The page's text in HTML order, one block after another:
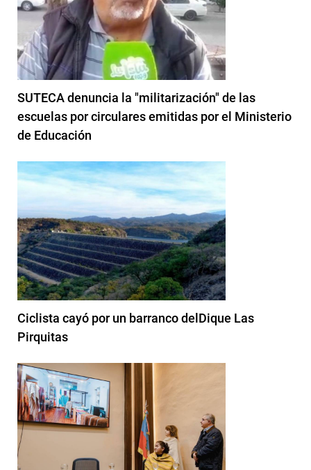
SUTECA denuncia la "militarización" de las
escuelas por circulares emitidas por el Ministerio
de Educación
Ciclista cayó por un barranco delDique Las
Pirquitas